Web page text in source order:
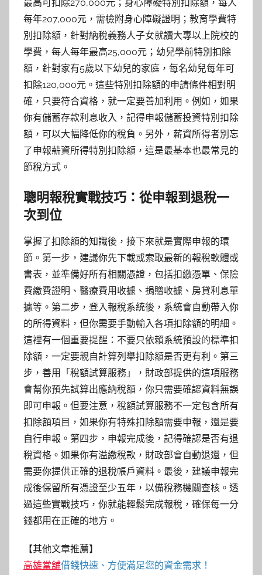
最高可扣除270,000元；身心障礙特別扣除額，每人
每年207,000元，需檢附身心障礙證明；教育學費特
別扣除額，針對納稅義務人子女就讀大專以上院校的
學費，每人每年最高25,000元；幼兒學前特別扣除
額，針對家有5歲以下幼兒的家庭，每名幼兒每年可
扣除120,000元。這些特別扣除額的申請條件相對明
確，只要符合資格，就一定要善加利用。例如，如果
你有儲蓄存款利息收入，記得申報儲蓄投資特別扣除
額，可以大幅降低你的稅負。另外，薪資所得者別忘
了申報薪資所得特別扣除額，這是最基本也最常見的
節稅方式。
聰明報稅實戰技巧：從申報到退稅一
次到位
掌握了扣除額的知識後，接下來就是實際申報的環
節。第一步，建議你先下載或索取最新的報稅軟體或
書表，並準備好所有相關憑證，包括扣繳憑單、保險
費繳費證明、醫療費用收據、捐贈收據、房貸利息單
據等。第二步，登入報稅系統後，系統會自動帶入你
的所得資料，但你需要手動輸入各項扣除額的明細。
這裡有一個重要提醒：不要只依賴系統預設的標準扣
除額，一定要親自計算列舉扣除額是否更有利。第三
步，善用「稅額試算服務」，財政部提供的這項服務
會幫你預先試算出應納稅額，你只需要確認資料無誤
即可申報。但要注意，稅額試算服務不一定包含所有
扣除額項目，如果你有特殊扣除額需要申報，還是要
自行申報。第四步，申報完成後，記得確認是否有退
稅資格。如果你有溢繳稅款，財政部會自動退還，但
需要你提供正確的退稅帳戶資料。最後，建議申報完
成後保留所有憑證至少五年，以備稅務機關查核。透
過這些實戰技巧，你就能輕鬆完成報稅，確保每一分
錢都用在正確的地方。
【其他文章推薦】
高雄當舖借錢快速、方便滿足您的資金需求！